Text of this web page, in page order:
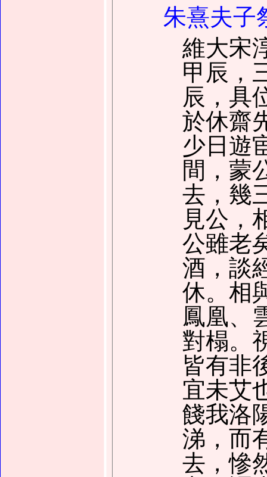
朱熹夫子
維大宋
甲辰，
辰，具
於休齋
少日遊
間，蒙
去，幾
見公，
公雖老
酒，談
休。相
鳳凰、
對榻。
皆有非
宜未艾
餞我洛
涕，而
去，慘